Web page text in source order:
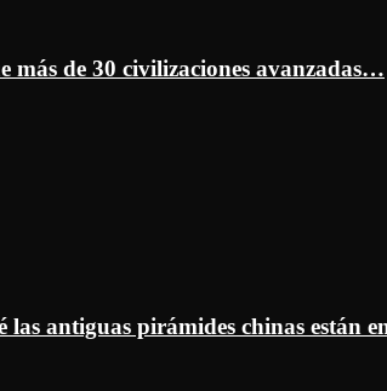
más de 30 civilizaciones avanzadas…
antiguas pirámides chinas están